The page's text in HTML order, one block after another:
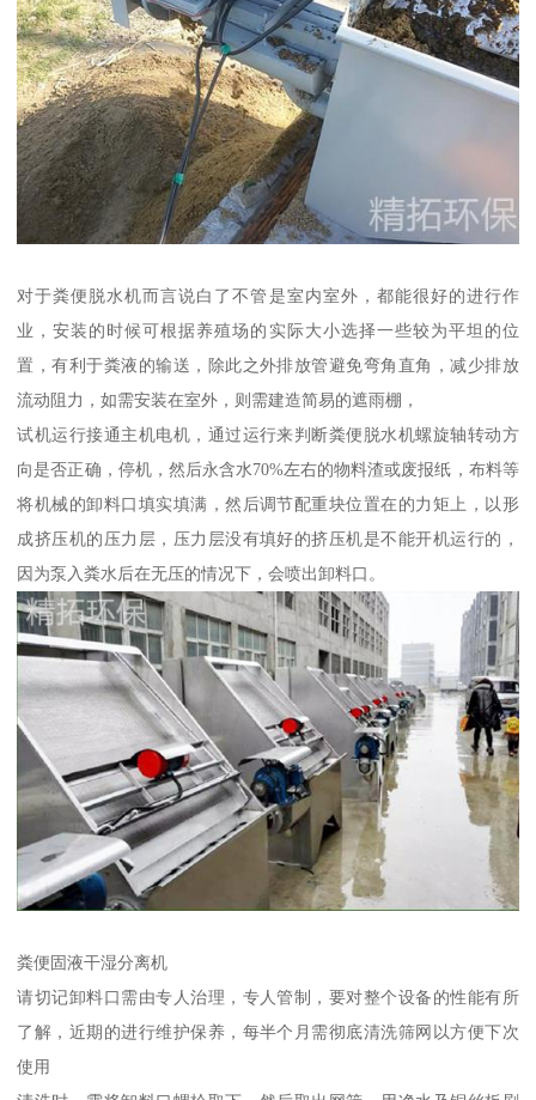
对于粪便脱水机而言说白了不管是室内室外，都能很好的进行作
业，安装的时候可根据养殖场的实际大小选择一些较为平坦的位
置，有利于粪液的输送，除此之外排放管避免弯角直角，减少排放
流动阻力，如需安装在室外，则需建造简易的遮雨棚，
试机运行接通主机电机，通过运行来判断粪便脱水机螺旋轴转动方
向是否正确，停机，然后永含水70%左右的物料渣或废报纸，布料等
将机械的卸料口填实填满，然后调节配重块位置在的力矩上，以形
成挤压机的压力层，压力层没有填好的挤压机是不能开机运行的，
因为泵入粪水后在无压的情况下，会喷出卸料口。
粪便固液干湿分离机
请切记卸料口需由专人治理，专人管制，要对整个设备的性能有所
了解，近期的进行维护保养，每半个月需彻底清洗筛网以方便下次
使用